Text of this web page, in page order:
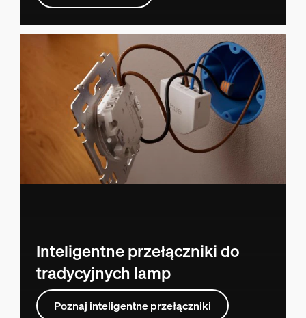
Inteligentne przełączniki do
tradycyjnych lamp
Poznaj inteligentne przełączniki